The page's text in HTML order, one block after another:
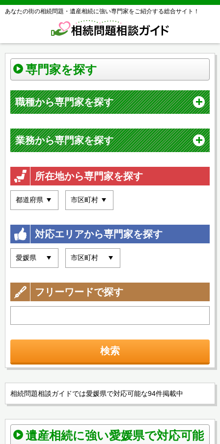
あなたの街の相続問題・遺産相続に強い専門家をご紹介する総合サイト！
専門家を探す
職種から専門家を探す
業務から専門家を探す
所在地から専門家を探す
対応エリアから専門家を探す
フリーワードで探す
検索
相続問題相談ガイドでは愛媛県で対応可能な94件掲載中
遺産相続に強い愛媛県で対応可能